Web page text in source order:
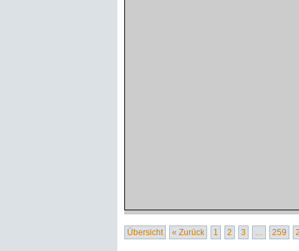
Übersicht « Zurück 1 2 3 … 259